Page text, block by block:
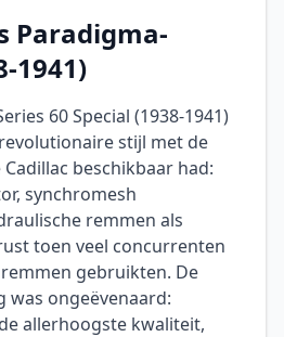
Paradigma-
1941)
60 Special (1938-1941)
stijl met de
beschikbaar had:
synchromesh
remmen als
toen veel concurrenten
gebruikten. De
ongeëvenaard:
allerhoogste kwaliteit,